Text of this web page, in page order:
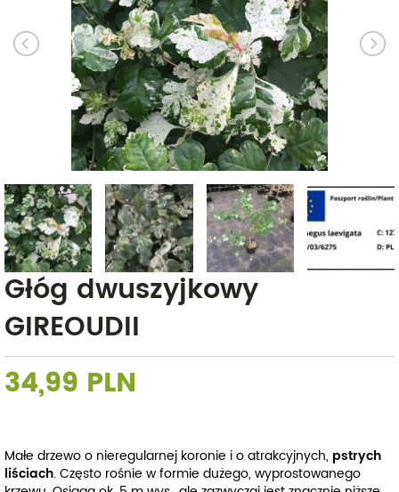
Głóg dwuszyjkowy
GIREOUDII
34,99 PLN
Małe drzewo o nieregularnej koronie i o atrakcyjnych, pstrych
liściach. Często rośnie w formie dużego, wyprostowanego